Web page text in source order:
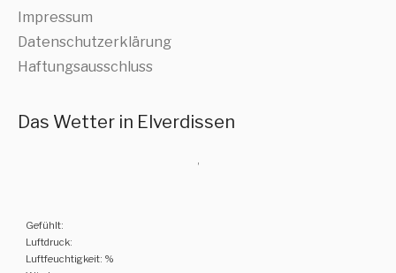
Impressum
Datenschutzerklärung
Haftungsausschluss
Das Wetter in Elverdissen
Gefühlt:
Luftdruck:
Luftfeuchtigkeit: %